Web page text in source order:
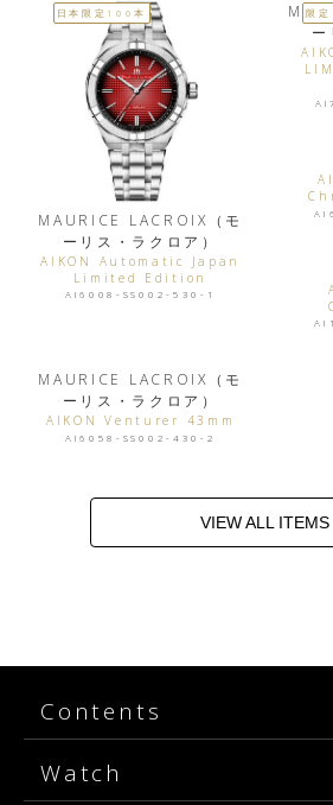
日本限定100本
MAURICE LACROIX（モ
ーリス・ラクロア）
AIKON Automatic Japan
Limited Edition
AI6008-SS002-530-1
限定
ー
MAURICE LACROIX（モ
ーリス・ラクロア）
AIKON Venturer 43mm
AI6058-SS002-430-2
VIEW ALL ITEMS
Contents
Watch